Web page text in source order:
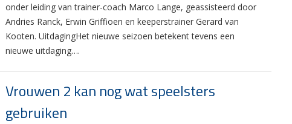
onder leiding van trainer-coach Marco Lange, geassisteerd door
Andries Ranck, Erwin Griffioen en keeperstrainer Gerard van
Kooten. UitdagingHet nieuwe seizoen betekent tevens een
nieuwe uitdaging….
Vrouwen 2 kan nog wat speelsters
gebruiken